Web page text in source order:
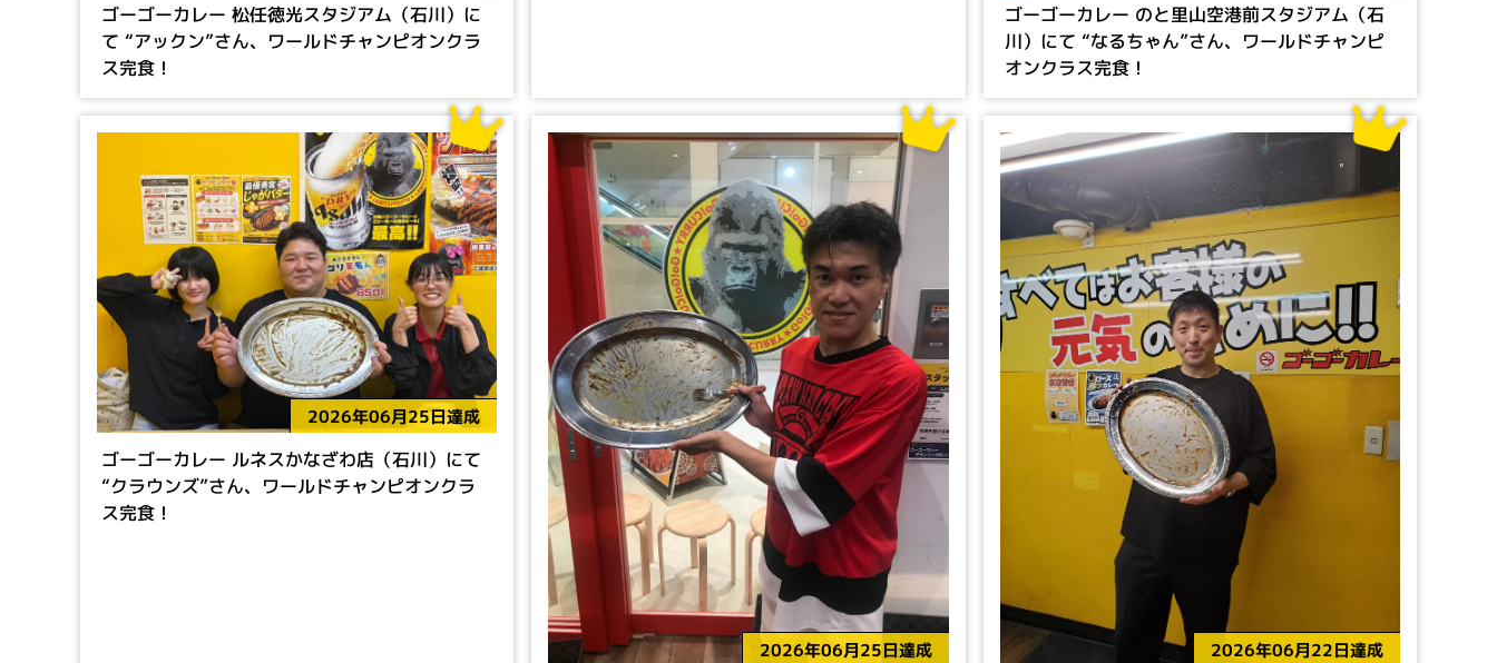
ゴーゴーカレー 松任徳光スタジアム（石川）に
て “アックン”さん、ワールドチャンピオンクラ
ス完食！
ゴーゴーカレー のと里山空港前スタジアム（石
川）にて “なるちゃん”さん、ワールドチャンピ
オンクラス完食！
2026年06月25日達成
ゴーゴーカレー ルネスかなざわ店（石川）にて
“クラウンズ”さん、ワールドチャンピオンクラ
ス完食！
2026年06月25日達成 2026年06月22日達成